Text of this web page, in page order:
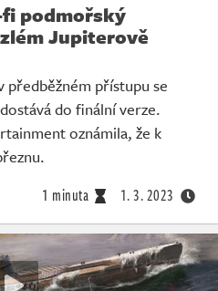
podmořský
Jupiterově
přístupu se
do finální verze.
oznámila, že k
1 minuta 1. 3. 2023